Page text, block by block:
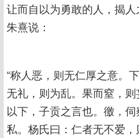
让而自以为勇敢的人，揭人
朱熹说：
“称人恶，则无仁厚之意。
无礼，则为乱。果而窒，
以下，子贡之言也。徼，
私。杨氏曰：仁者无不爱